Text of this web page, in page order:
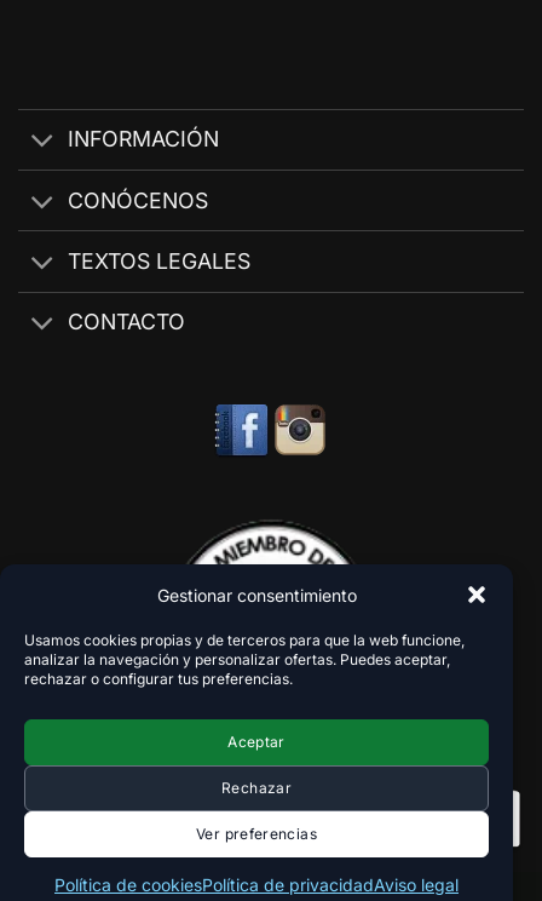
Gestionar consentimiento
Usamos cookies propias y de terceros para que la web funcione,
analizar la navegación y personalizar ofertas. Puedes aceptar,
rechazar o configurar tus preferencias.
Aceptar
Rechazar
Ver preferencias
Política de cookiesPolítica de privacidadAviso legal
INFORMACIÓN
CONÓCENOS
TEXTOS LEGALES
CONTACTO